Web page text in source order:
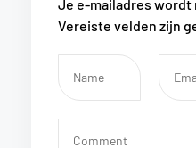
Je e-mailadres
Vereiste velden zijn